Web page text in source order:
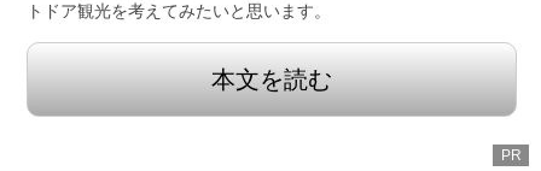
トドア観光を考えてみたいと思います。
本文を読む
PR